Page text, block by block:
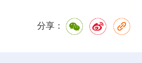
分享：